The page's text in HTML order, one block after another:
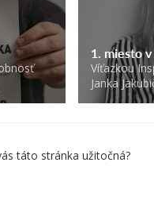
1. miesto
Víťazkou
Janka
táto stránka užitočná?